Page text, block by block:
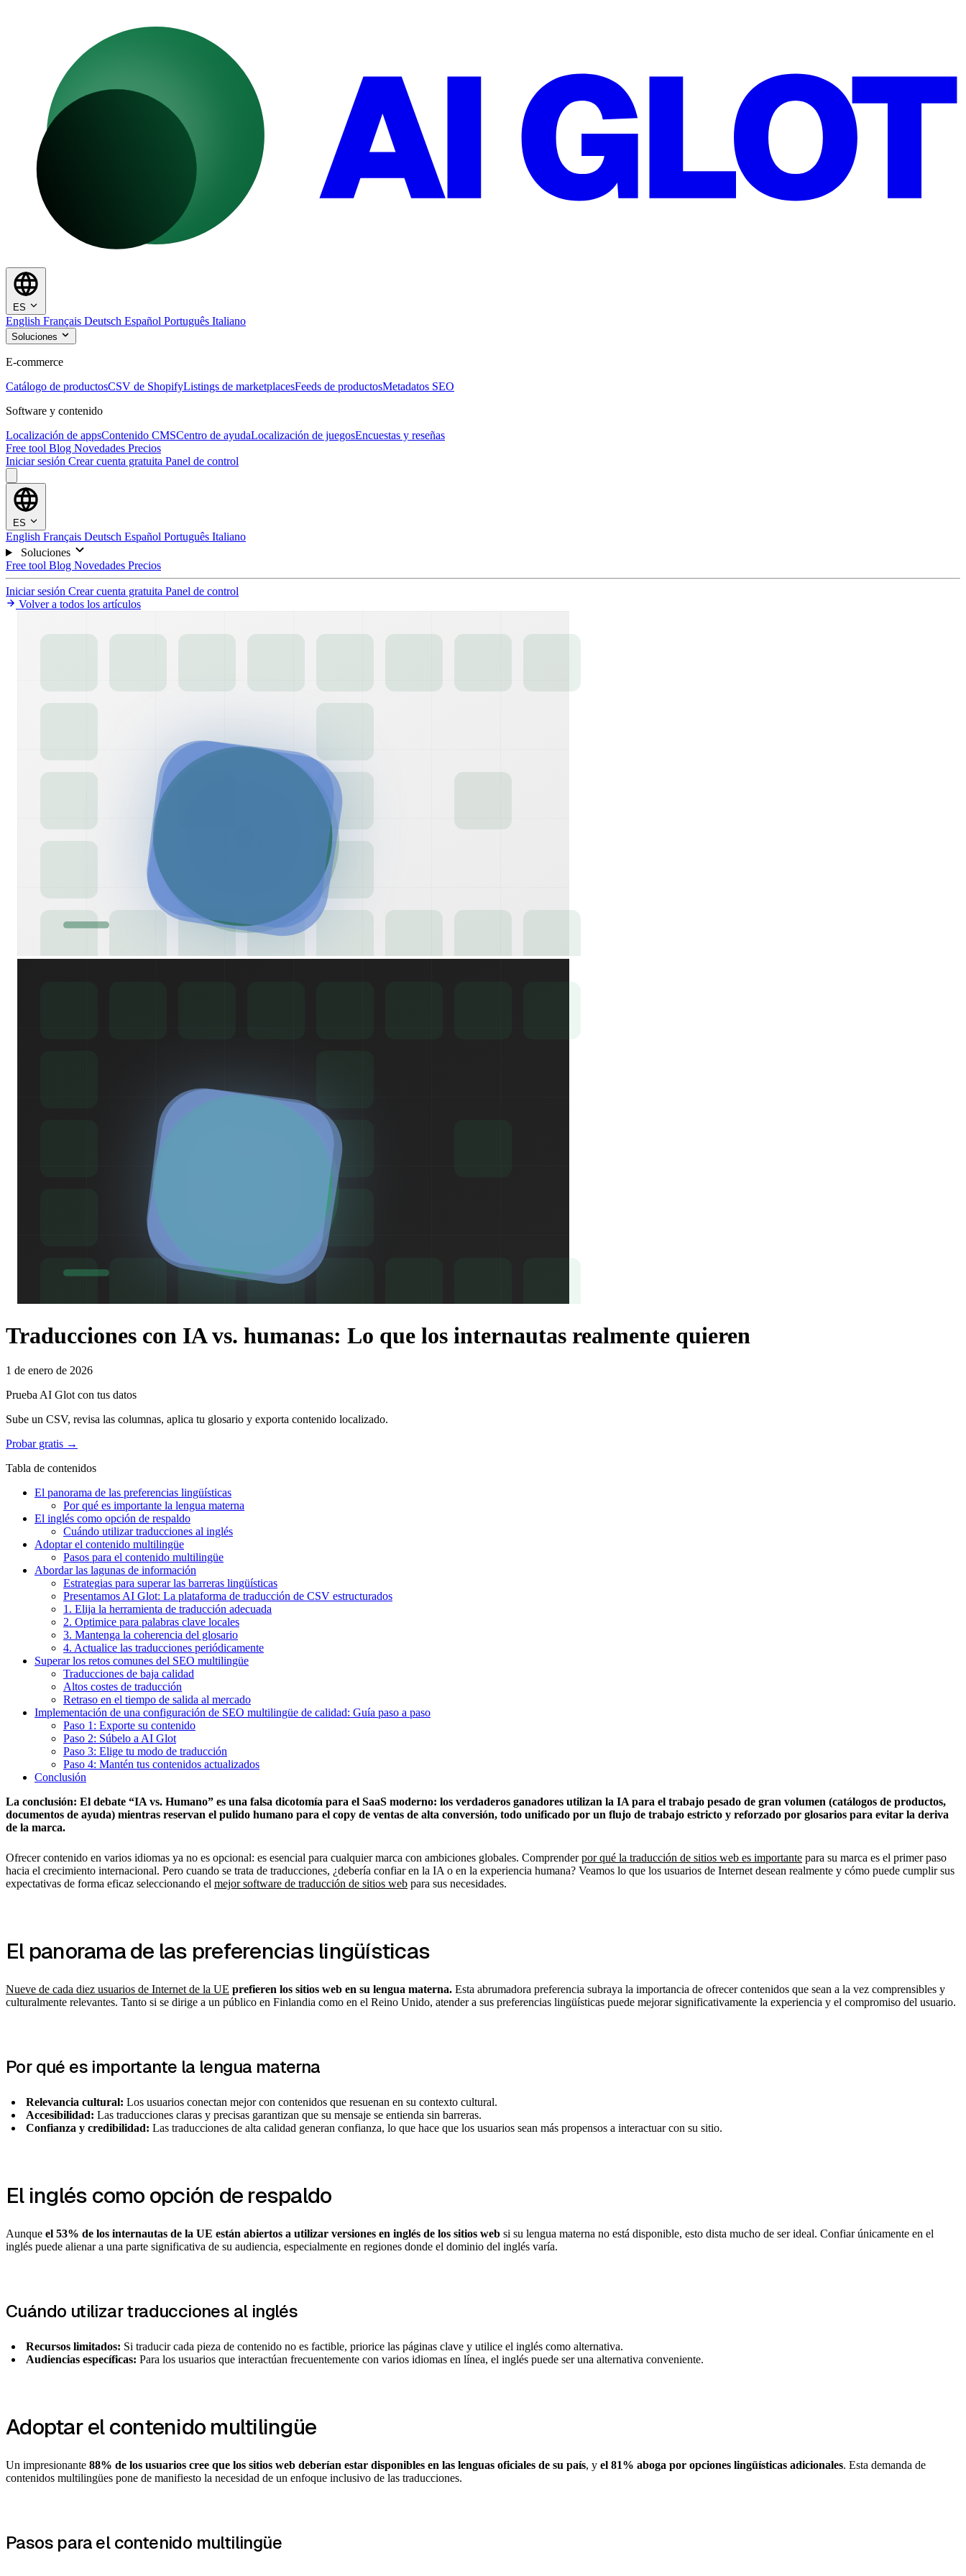
ES
English Français Deutsch Español Português Italiano
Soluciones
E-commerce
Catálogo de productosCSV de ShopifyListings de marketplacesFeeds de productosMetadatos SEO
Software y contenido
Localización de appsContenido CMSCentro de ayudaLocalización de juegosEncuestas y reseñas
Free tool Blog Novedades Precios
Iniciar sesión Crear cuenta gratuita Panel de control
ES
English Français Deutsch Español Português Italiano
Soluciones
Free tool Blog Novedades Precios
Iniciar sesión Crear cuenta gratuita Panel de control
Volver a todos los artículos
Traducciones con IA vs. humanas: Lo que los internautas realmente quieren
1 de enero de 2026
Prueba AI Glot con tus datos
Sube un CSV, revisa las columnas, aplica tu glosario y exporta contenido localizado.
Probar gratis →
Tabla de contenidos
El panorama de las preferencias lingüísticas
Por qué es importante la lengua materna
El inglés como opción de respaldo
Cuándo utilizar traducciones al inglés
Adoptar el contenido multilingüe
Pasos para el contenido multilingüe
Abordar las lagunas de información
Estrategias para superar las barreras lingüísticas
Presentamos AI Glot: La plataforma de traducción de CSV estructurados
1. Elija la herramienta de traducción adecuada
2. Optimice para palabras clave locales
3. Mantenga la coherencia del glosario
4. Actualice las traducciones periódicamente
Superar los retos comunes del SEO multilingüe
Traducciones de baja calidad
Altos costes de traducción
Retraso en el tiempo de salida al mercado
Implementación de una configuración de SEO multilingüe de calidad: Guía paso a paso
Paso 1: Exporte su contenido
Paso 2: Súbelo a AI Glot
Paso 3: Elige tu modo de traducción
Paso 4: Mantén tus contenidos actualizados
Conclusión
La conclusión: El debate “IA vs. Humano” es una falsa dicotomía para el SaaS moderno: los verdaderos ganadores utilizan la IA para el trabajo pesado de gran volumen (catálogos de productos,
documentos de ayuda) mientras reservan el pulido humano para el copy de ventas de alta conversión, todo unificado por un flujo de trabajo estricto y reforzado por glosarios para evitar la deriva
de la marca.
Ofrecer contenido en varios idiomas ya no es opcional: es esencial para cualquier marca con ambiciones globales. Comprenderpor qué la traducción de sitios web es importante para su marca es el primer paso
hacia el crecimiento internacional. Pero cuando se trata de traducciones, ¿debería confiar en la IA o en la experiencia humana? Veamos lo que los usuarios de Internet desean realmente y cómo puede cumplir sus
expectativas de forma eficaz seleccionando el mejor software de traducción de sitios web para sus necesidades.
El panorama de las preferencias lingüísticas
Nueve de cada diez usuarios de Internet de la UE prefieren los sitios web en su lengua materna. Esta abrumadora preferencia subraya la importancia de ofrecer contenidos que sean a la vez comprensibles y
culturalmente relevantes. Tanto si se dirige a un público en Finlandia como en el Reino Unido, atender a sus preferencias lingüísticas puede mejorar significativamente la experiencia y el compromiso del usuario.
Por qué es importante la lengua materna
Relevancia cultural: Los usuarios conectan mejor con contenidos que resuenan en su contexto cultural.
Accesibilidad: Las traducciones claras y precisas garantizan que su mensaje se entienda sin barreras.
Confianza y credibilidad: Las traducciones de alta calidad generan confianza, lo que hace que los usuarios sean más propensos a interactuar con su sitio.
El inglés como opción de respaldo
Aunque el 53% de los internautas de la UE están abiertos a utilizar versiones en inglés de los sitios web si su lengua materna no está disponible, esto dista mucho de ser ideal. Confiar únicamente en el
inglés puede alienar a una parte significativa de su audiencia, especialmente en regiones donde el dominio del inglés varía.
Cuándo utilizar traducciones al inglés
Recursos limitados: Si traducir cada pieza de contenido no es factible, priorice las páginas clave y utilice el inglés como alternativa.
Audiencias específicas: Para los usuarios que interactúan frecuentemente con varios idiomas en línea, el inglés puede ser una alternativa conveniente.
Adoptar el contenido multilingüe
Un impresionante 88% de los usuarios cree que los sitios web deberían estar disponibles en las lenguas oficiales de su país, y el 81% aboga por opciones lingüísticas adicionales. Esta demanda de
contenidos multilingües pone de manifiesto la necesidad de un enfoque inclusivo de las traducciones.
Pasos para el contenido multilingüe